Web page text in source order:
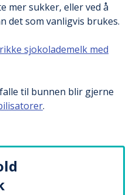
mer sukker, eller ved å
det som vanligvis brukes.
sjokolademelk med
til bunnen blir gjerne
.